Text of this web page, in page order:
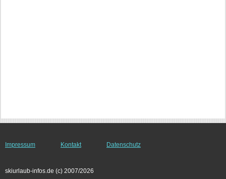
Impressum Kontakt Datenschutz
skiurlaub-infos.de (c) 2007/2026